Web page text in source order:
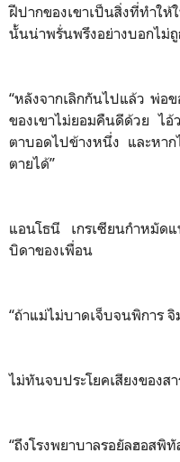
ฝีปากของเขาเป็นสิ่งที่ทำให้
นั้นน่าพรั่นพรึงอย่างบอกไม่ถู
“หลังจากเลิกกันไปแล้ว พ่อ
ของเขาไม่ยอมคืนดีด้วย ไอ้
ตาบอดไปข้างหนึ่ง และหาก
ตายได้”
แอนโธนี เกรเซียนกำหมัดแ
บิดาของเพื่อน
“ถ้าแม่ไม่บาดเจ็บจนพิการ
ไม่ทันจบประโยคเสียงของส
“ถึงโรงพยาบาลรอยัลฮอสพิ